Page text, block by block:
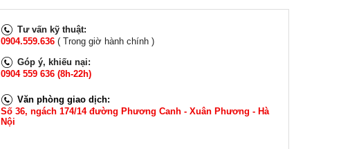
Tư vấn kỹ thuật:
0904.559.636 ( Trong giờ hành chính )
Góp ý, khiếu nại:
0904 559 636 (8h-22h)
Văn phòng giao dịch:
Số 36, ngách 174/14 đường Phương Canh - Xuân Phương - Hà
Nội